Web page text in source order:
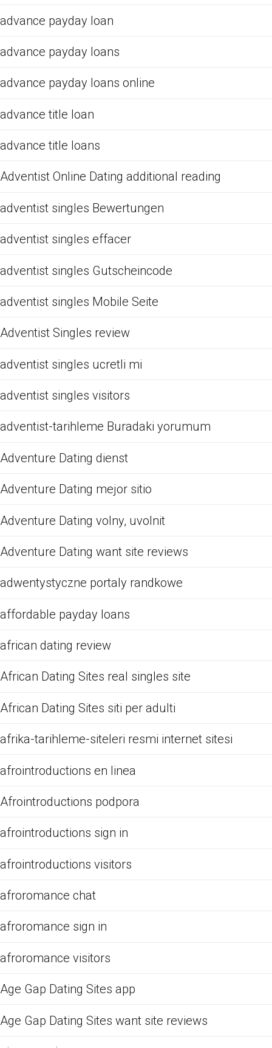
advance payday loan
advance payday loans
advance payday loans online
advance title loan
advance title loans
Adventist Online Dating additional reading
adventist singles Bewertungen
adventist singles effacer
adventist singles Gutscheincode
adventist singles Mobile Seite
Adventist Singles review
adventist singles ucretli mi
adventist singles visitors
adventist-tarihleme Buradaki yorumum
Adventure Dating dienst
Adventure Dating mejor sitio
Adventure Dating volny, uvolnit
Adventure Dating want site reviews
adwentystyczne portaly randkowe
affordable payday loans
african dating review
African Dating Sites real singles site
African Dating Sites siti per adulti
afrika-tarihleme-siteleri resmi internet sitesi
afrointroductions en linea
Afrointroductions podpora
afrointroductions sign in
afrointroductions visitors
afroromance chat
afroromance sign in
afroromance visitors
Age Gap Dating Sites app
Age Gap Dating Sites want site reviews